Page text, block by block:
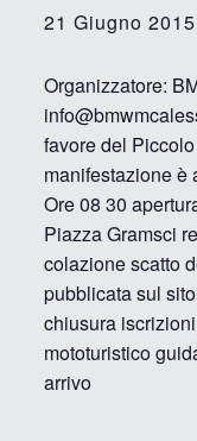
21 Giugno 2015
Organizzatore:
favore del
manifestazione è
Ore 08 30
Piazza Gramsci
colazione scatto
pubblicata sul
chiusura
mototuristico
arrivo